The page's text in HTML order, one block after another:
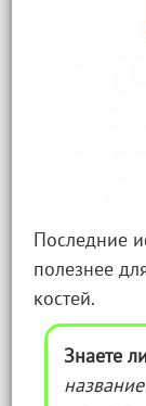
Последние
полезнее
костей.
Знаете